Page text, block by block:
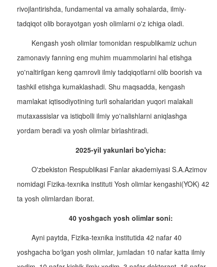
rivojlantirishda, fundamental va amaliy sohalarda, ilmiy-
tadqiqot olib borayotgan yosh olimlarni o'z ichiga oladi.
Kengash yosh olimlar tomonidan respublikamiz uchun
zamonaviy fanning eng muhim muammolarini hal etishga
yo'naltirilgan keng qamrovli ilmiy tadqiqotlarni olib boorish va
tashkil etishga kumaklashadi. Shu maqsadda, kengash
mamlakat iqtisodiyotining turli sohalaridan yuqori malakali
mutaxassislar va istiqbolli ilmiy yo'nalishlarni aniqlashga
yordam beradi va yosh olimlar birlashtiradi.
2025-yil yakunlari bo'yicha:
O'zbekiston Respublikasi Fanlar akademiyasi S.A.Azimov
nomidagi Fizika-texnika instituti Yosh olimlar kengashi(YOK) 42
ta yosh olimlardan iborat.
40 yoshgach yosh olimlar soni:
Ayni paytda, Fizika-texnika institutida 42 nafar 40
yoshgacha bo‘lgan yosh olimlar, jumladan 10 nafar katta ilmiy